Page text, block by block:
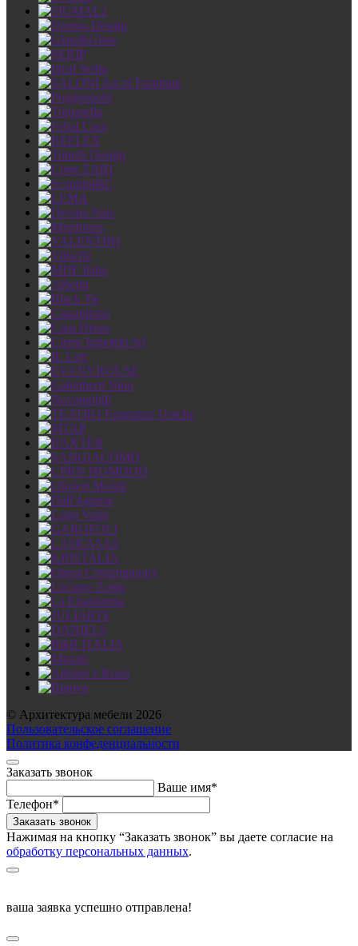
© Архитектура мебели 2026
Пользовательское соглашение
Политика конфеденциальности
Заказать звонок
Ваше имя*
Телефон*
Нажимая на кнопку “Заказать звонок” вы даете согласие на
обработку персональных данных.
ваша заявка успешно отправлена!